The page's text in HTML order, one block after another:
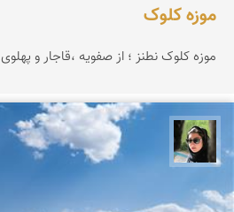
موزه کلوک
موزه کلوک نطنز ؛ از صفویه ،قاجار و پهلوی
سپیده اصلان